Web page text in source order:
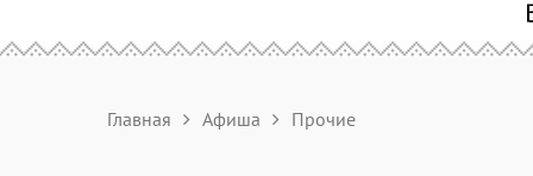
Главная Афиша Прочие